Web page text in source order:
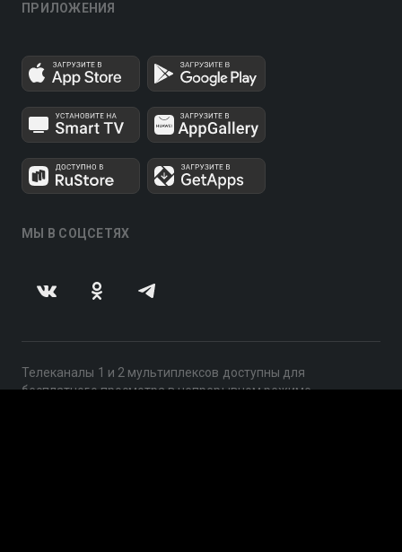
ПРИЛОЖЕНИЯ
МЫ В СОЦСЕТЯХ
Телеканалы 1 и 2 мультиплексов доступны для
бесплатного просмотра в непрерывном режиме,